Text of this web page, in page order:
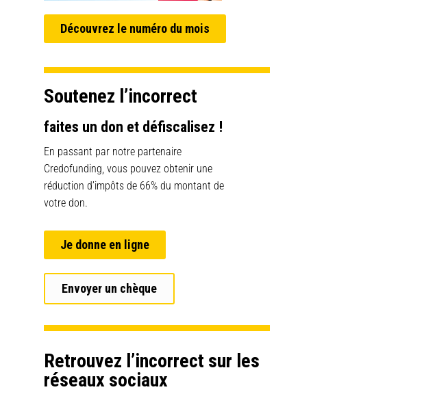
Découvrez le numéro du mois
Soutenez l’incorrect
faites un don et défiscalisez !
En passant par notre partenaire
Credofunding, vous pouvez obtenir une
réduction d’impôts de 66% du montant de
votre don.
Je donne en ligne
Envoyer un chèque
Retrouvez l’incorrect sur les
réseaux sociaux